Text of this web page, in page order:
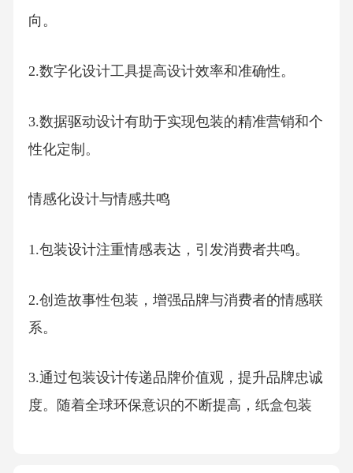
向。
2.数字化设计工具提高设计效率和准确性。
3.数据驱动设计有助于实现包装的精准营销和个
性化定制。
情感化设计与情感共鸣
1.包装设计注重情感表达，引发消费者共鸣。
2.创造故事性包装，增强品牌与消费者的情感联
系。
3.通过包装设计传递品牌价值观，提升品牌忠诚
度。随着全球环保意识的不断提高，纸盒包装